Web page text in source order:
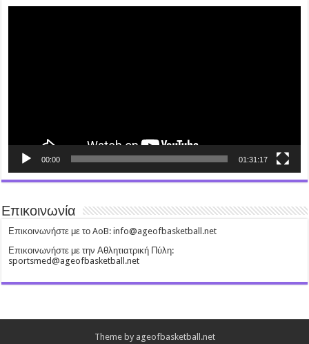
00:00 01:31:17
Επικοινωνία
Επικοινωνήστε με το AoB: info@ageofbasketball.net
Επικοινωνήστε με την Αθλητιατρική Πύλη:
sportsmed@ageofbasketball.net
Theme by ageofbasketball.net